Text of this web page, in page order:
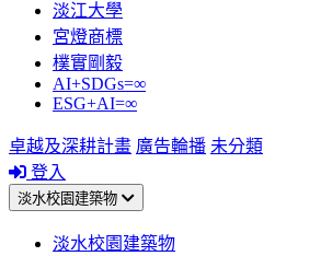
淡江大學
宮燈商標
樸實剛毅
AI+SDGs=∞
ESG+AI=∞
卓越及深耕計畫 廣告輪播 未分類
登入
淡水校園建築物
淡水校園建築物